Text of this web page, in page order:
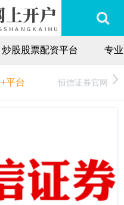
炒股股票配资平台 专
+平台 恒信证券官网